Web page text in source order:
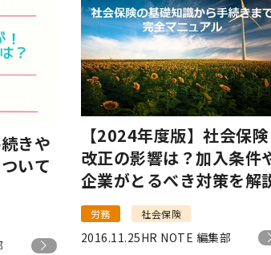
きや
いて
【2024年度版】社会保険
改正の影響は？加入条件
企業がとるべき対策を解
労務 社会保険
2016.11.25HR NOTE 編集部